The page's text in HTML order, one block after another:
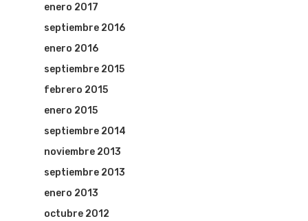
enero 2017
septiembre 2016
enero 2016
septiembre 2015
febrero 2015
enero 2015
septiembre 2014
noviembre 2013
septiembre 2013
enero 2013
octubre 2012